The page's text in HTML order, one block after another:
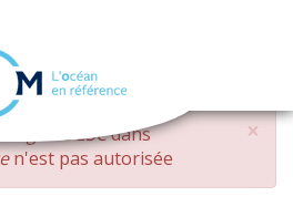
navigation
×
DESCdans
n'est pas autorisée